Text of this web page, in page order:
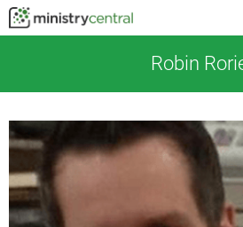
Robin